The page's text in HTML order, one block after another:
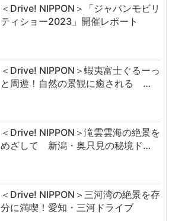
＜Drive! NIPPON＞「ジャパンモビリ
ティショー2023」開催レポート
＜Drive! NIPPON＞蝦夷富士ぐるーっ
と周遊！自然の景観に癒される …
＜Drive! NIPPON＞滝雲雲海の絶景を
めざして 新潟・奥只見の秘境ド…
＜Drive! NIPPON＞三河湾の絶景を存
分に満喫！愛知・三河ドライブ